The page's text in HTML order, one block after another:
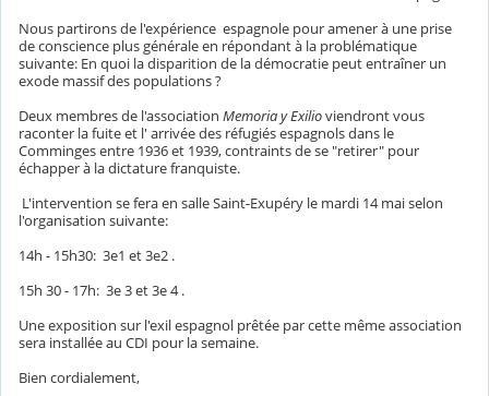
Nous partirons de l'expérience espagnole pour amener à une prise
de conscience plus générale en répondant à la problématique
suivante: En quoi la disparition de la démocratie peut entraîner un
exode massif des populations ?
Deux membres de l'association Memoria y Exilioviendront vous
raconter la fuite et l' arrivée des réfugiés espagnols dans le
Comminges entre 1936 et 1939, contraints de se "retirer" pour
échapper à la dictature franquiste.
L'intervention se fera en salle Saint-Exupéry le mardi 14 mai selon
l'organisation suivante:
14h - 15h30: 3e1 et 3e2 .
15h 30 - 17h: 3e 3 et 3e 4 .
Une exposition sur l'exil espagnol prêtée par cette même association
sera installée au CDI pour la semaine.
Bien cordialement,